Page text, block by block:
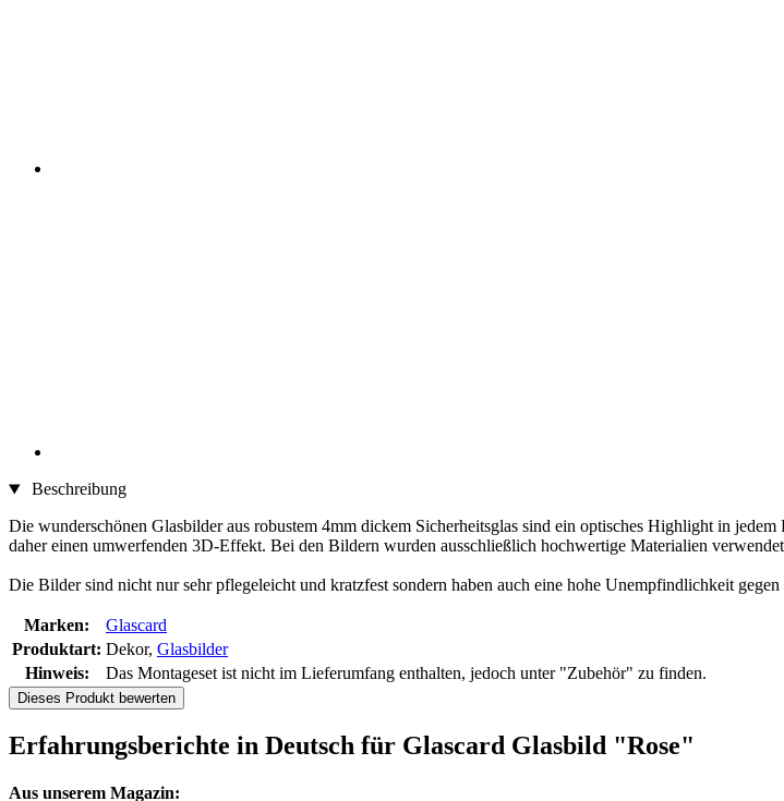
Beschreibung
Die wunderschönen Glasbilder aus robustem 4mm dickem Sicherheitsglas sind ein optisches Highlight in
daher einen umwerfenden 3D-Effekt. Bei den Bildern wurden ausschließlich hochwertige Materialien
Die Bilder sind nicht nur sehr pflegeleicht und kratzfest sondern haben auch eine hohe Unempfindlichkeit
Marken:
Glascard
Produktart: Dekor, Glasbilder
Hinweis:
Das Montageset ist nicht im Lieferumfang enthalten, jedoch unter "Zubehör" zu finden.
Dieses Produkt bewerten
Erfahrungsberichte in Deutsch für Glascard Glasbild "Rose"
Aus unserem Magazin: